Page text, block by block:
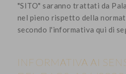
"SITO" saranno trattati da
nel pieno rispetto della
secondo l'informativa qui di
INFORMATIVA AI